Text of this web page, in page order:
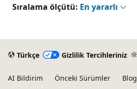
Sıralama ölçütü: En yararlı
Türkçe Gizlilik Tercihleriniz
AI Bildirim Önceki Sürümler Blog